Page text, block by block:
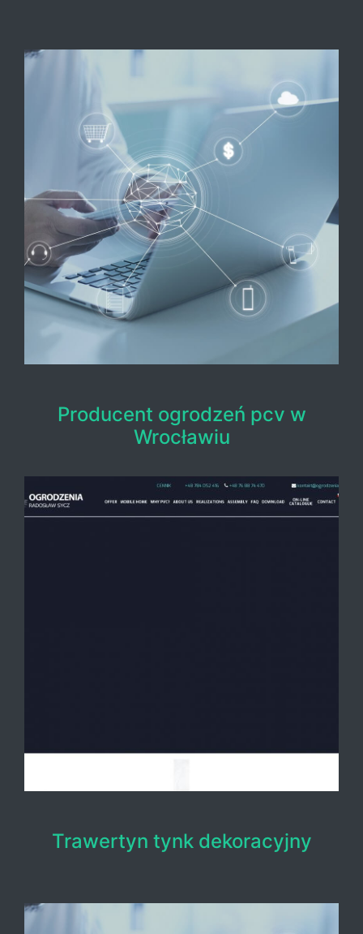
Producent ogrodzeń pcv w
Wrocławiu
Trawertyn tynk dekoracyjny